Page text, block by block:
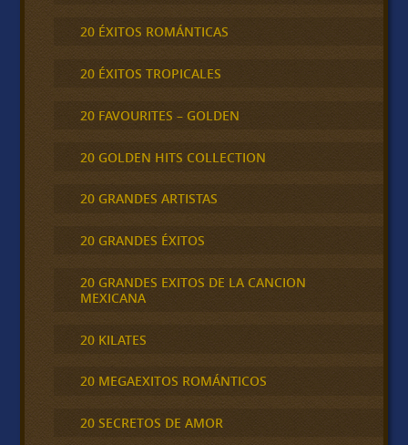
20 ÉXITOS ROMÁNTICAS
20 ÉXITOS TROPICALES
20 FAVOURITES – GOLDEN
20 GOLDEN HITS COLLECTION
20 GRANDES ARTISTAS
20 GRANDES ÉXITOS
20 GRANDES EXITOS DE LA CANCION
MEXICANA
20 KILATES
20 MEGAEXITOS ROMÁNTICOS
20 SECRETOS DE AMOR